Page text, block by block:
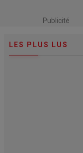
Publicité
LES PLUS LUS